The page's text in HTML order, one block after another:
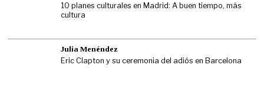
10 planes culturales en Madrid: A buen tiempo, más
cultura
Julia Menéndez
Eric Clapton y su ceremonia del adiós en Barcelona